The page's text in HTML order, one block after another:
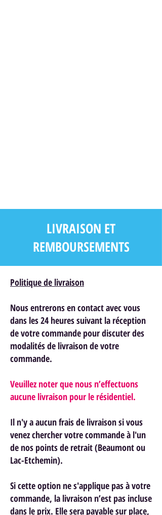
LIVRAISON ET
REMBOURSEMENTS
Politique de livraison
Nous entrerons en contact avec vous
dans les 24 heures suivant la réception
de votre commande pour discuter des
modalités de livraison de votre
commande.
Veuillez noter que nous n’effectuons
aucune livraison pour le résidentiel.
Il n'y a aucun frais de livraison si vous
venez chercher votre commande à l'un
de nos points de retrait (Beaumont ou
Lac-Etchemin).
Si cette option ne s'applique pas à votre
commande, la livraison n’est pas incluse
dans le prix. Elle sera payable sur place,